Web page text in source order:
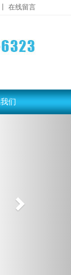
在线留言
们